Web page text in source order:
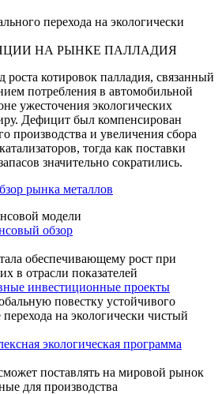
перехода на экологически
НА РЫНКЕ ПАЛЛАДИЯ
роста котировок палладия, связанный
потребления в автомобильной
ужесточения экологических
Дефицит был компенсирован
производства и увеличения сбора
тогда как поставки
значительно сократились.
рынка металлов
модели
обзор
обеспечивающему рост при
в отрасли показателей
инвестиционные проекты
повестку устойчивого
на экологически чистый
экологическая программа
поставлять на мировой рынок
для производства